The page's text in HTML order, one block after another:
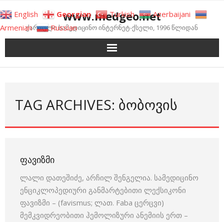
to
content
www.medgeo.net
ქართული სამედიცინო ინტერნეტ-ქსელი, 1996 წლიდან
TAG ARCHIVES: ᲑᲝᲑᲝᲕᲘᲡ
ᲤᲐᲕᲘᲖᲛᲘ
ლალი დათეშიძე, არჩილ შენგელია. სამედიცინო
ენციკლოპედიური განმარტებითი ლექსიკონი
ფავიზმი – (favismus; ლათ. Faba ცერცვი)
მემკვიდრეობითი ჰემოლიზური ანემიის ერთ –
English Georgian Turkish
Azerbaijani
Armenian
Russian